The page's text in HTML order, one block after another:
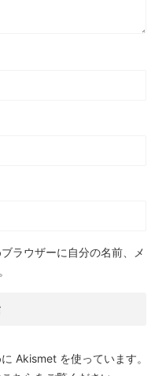
ラウザーに自分の名前、メ
Akismet を使っています。